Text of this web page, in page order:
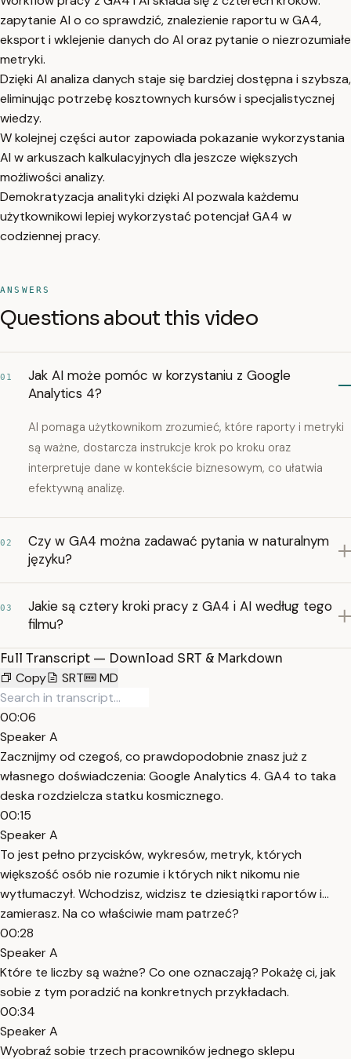
zapytanie AI o co sprawdzić, znalezienie raportu w GA4,
eksport i wklejenie danych do AI oraz pytanie o niezrozumiałe
metryki.
Dzięki AI analiza danych staje się bardziej dostępna i szybsza,
eliminując potrzebę kosztownych kursów i specjalistycznej
wiedzy.
W kolejnej części autor zapowiada pokazanie wykorzystania
AI w arkuszach kalkulacyjnych dla jeszcze większych
możliwości analizy.
Demokratyzacja analityki dzięki AI pozwala każdemu
użytkownikowi lepiej wykorzystać potencjał GA4 w
codziennej pracy.
ANSWERS
Questions about this video
01
Jak AI może pomóc w korzystaniu z Google
Analytics 4?
AI pomaga użytkownikom zrozumieć, które raporty i metryki
są ważne, dostarcza instrukcje krok po kroku oraz
interpretuje dane w kontekście biznesowym, co ułatwia
efektywną analizę.
02
Czy w GA4 można zadawać pytania w naturalnym
języku?
03
Jakie są cztery kroki pracy z GA4 i AI według tego
filmu?
Full Transcript — Download SRT & Markdown
Copy
SRT MD
00:06
Speaker A
Zacznijmy od czegoś, co prawdopodobnie znasz już z
własnego doświadczenia: Google Analytics 4. GA4 to taka
deska rozdzielcza statku kosmicznego.
00:15
Speaker A
To jest pełno przycisków, wykresów, metryk, których
większość osób nie rozumie i których nikt nikomu nie
wytłumaczył. Wchodzisz, widzisz te dziesiątki raportów i...
zamierasz. Na co właściwie mam patrzeć?
00:28
Speaker A
Które te liczby są ważne? Co one oznaczają? Pokażę ci, jak
sobie z tym poradzić na konkretnych przykładach.
00:34
Speaker A
Wyobraź sobie trzech pracowników jednego sklepu